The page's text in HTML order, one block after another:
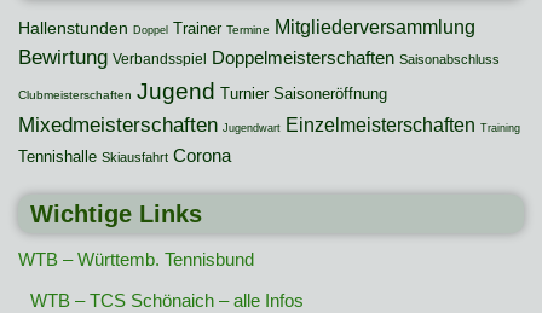
Hallenstunden Doppel Trainer Termine Mitgliederversammlung
Bewirtung Verbandsspiel Doppelmeisterschaften Saisonabschluss
Clubmeisterschaften Jugend Turnier Saisoneröffnung
Mixedmeisterschaften Jugendwart Einzelmeisterschaften Training
Tennishalle Skiausfahrt Corona
Wichtige Links
WTB – Württemb. Tennisbund
WTB – TCS Schönaich – alle Infos